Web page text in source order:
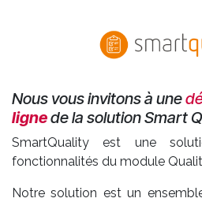
Nous vous invitons à une
lignede la solution Smart
SmartQuality est une
fonctionnalités du module
Notre solution est un